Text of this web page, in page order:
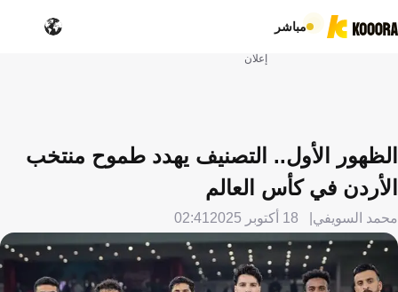
مباشر
إعلان
الظهور الأول.. التصنيف يهدد طموح منتخب
الأردن في كأس العالم
محمد السويفي 18 أكتوبر 2025 02:41